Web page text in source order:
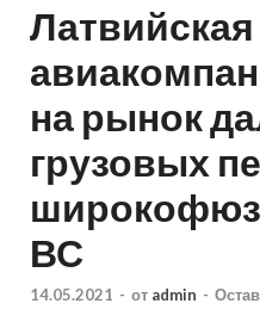
Латвийская
на рынок
грузовых
ВС
14.05.2021 - от admin -